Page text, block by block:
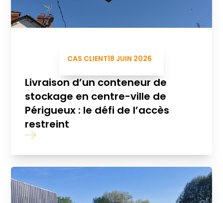
CAS CLIENT18 JUIN 2026
Livraison d’un conteneur de
stockage en centre-ville de
Périgueux : le défi de l’accès
restreint